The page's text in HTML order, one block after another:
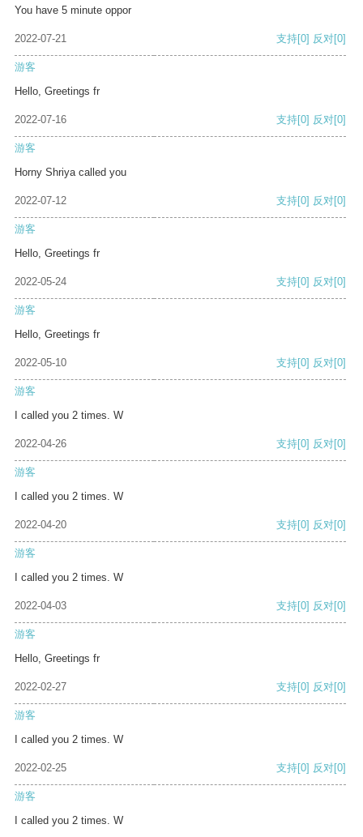
You have 5 minute oppor
2022-07-21 支持[0] 反对[0]
游客
Hello, Greetings fr
2022-07-16 支持[0] 反对[0]
游客
Horny Shriya called you
2022-07-12 支持[0] 反对[0]
游客
Hello, Greetings fr
2022-05-24 支持[0] 反对[0]
游客
Hello, Greetings fr
2022-05-10 支持[0] 反对[0]
游客
I called you 2 times. W
2022-04-26 支持[0] 反对[0]
游客
I called you 2 times. W
2022-04-20 支持[0] 反对[0]
游客
I called you 2 times. W
2022-04-03 支持[0] 反对[0]
游客
Hello, Greetings fr
2022-02-27 支持[0] 反对[0]
游客
I called you 2 times. W
2022-02-25 支持[0] 反对[0]
游客
I called you 2 times. W